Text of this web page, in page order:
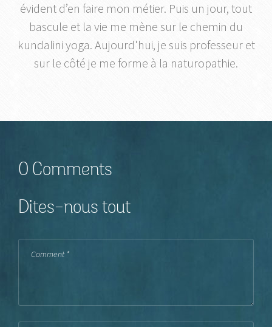
évident d’en faire mon métier. Puis un jour, tout
bascule et la vie me mène sur le chemin du
kundalini yoga. Aujourd'hui, je suis professeur et
sur le côté je me forme à la naturopathie.
0 Comments
Dites-nous tout